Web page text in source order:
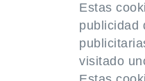
Estas
publicidad
visitado